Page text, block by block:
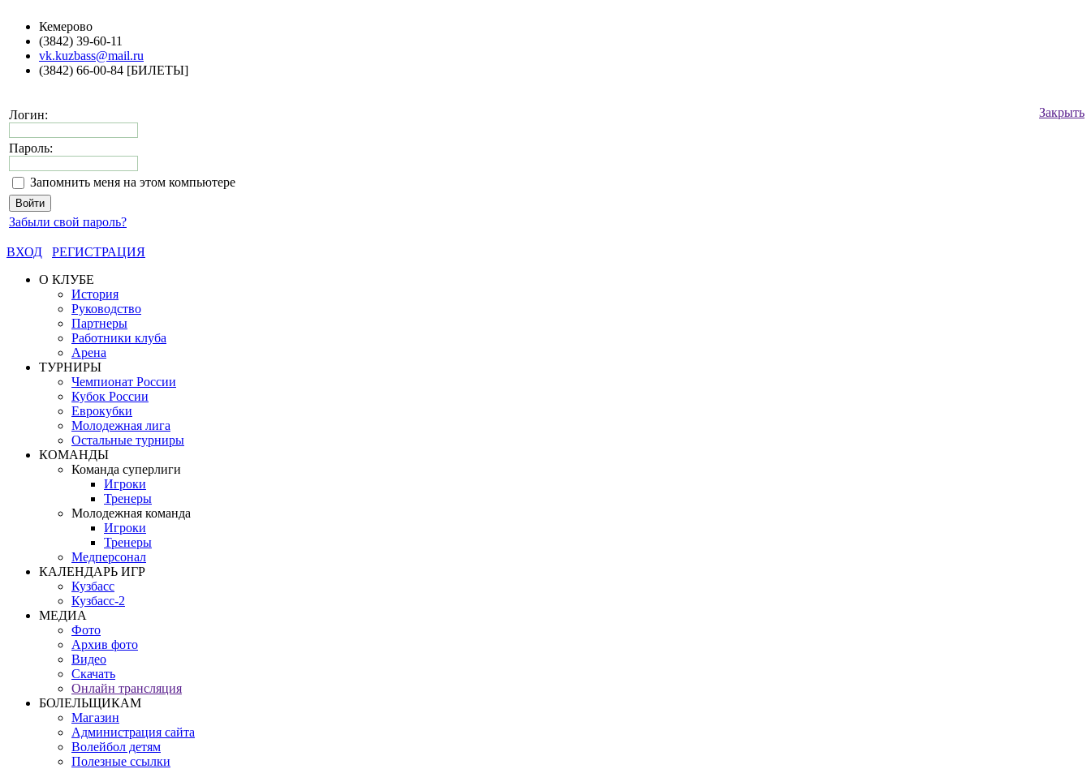
Кемерово
(3842) 39-60-11
vk.kuzbass@mail.ru
(3842) 66-00-84 [БИЛЕТЫ]
Закрыть
Логин:
Пароль:
Запомнить меня на этом компьютере
Забыли свой пароль?
ВХОД
РЕГИСТРАЦИЯ
О КЛУБЕ
История
Руководство
Партнеры
Работники клуба
Арена
ТУРНИРЫ
Чемпионат России
Кубок России
Еврокубки
Молодежная лига
Остальные турниры
КОМАНДЫ
Команда суперлиги
Игроки
Тренеры
Молодежная команда
Игроки
Тренеры
Медперсонал
КАЛЕНДАРЬ ИГР
Кузбасс
Кузбасс-2
МЕДИА
Фото
Архив фото
Видео
Скачать
Онлайн трансляция
БОЛЕЛЬЩИКАМ
Магазин
Администрация сайта
Волейбол детям
Полезные ссылки